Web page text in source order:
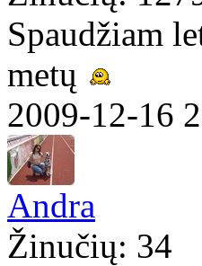
Spaudžiam
metų
2009-12-16
Andra
Žinučių: 34